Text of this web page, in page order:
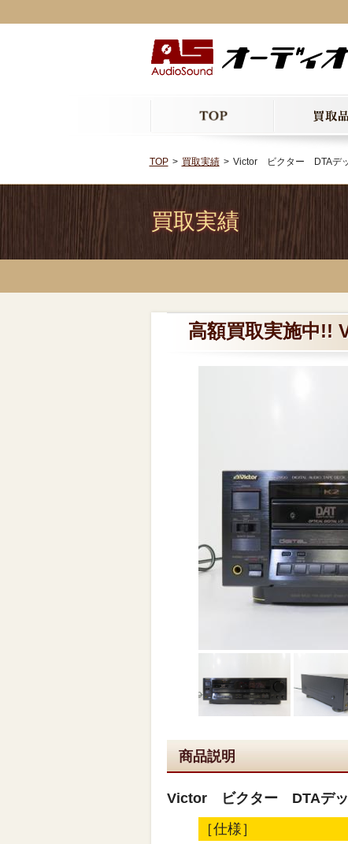
TOP 買取実績 Victor ビクター DTAデ
買取実績
高額買取実施中
商品説明
Victor ビクター DTAデ
［仕様］